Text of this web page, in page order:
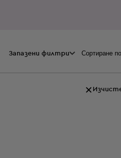
Запазени филтри Сортиране